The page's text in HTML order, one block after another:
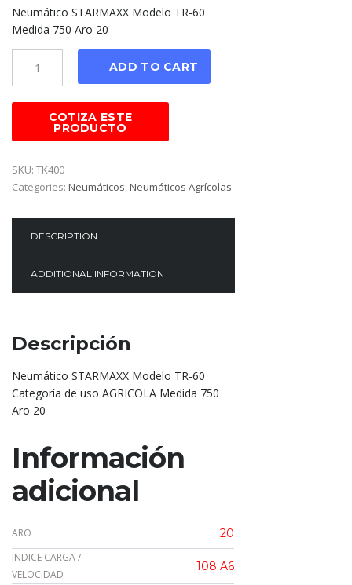
Neumático STARMAXX Modelo TR-60
Medida 750 Aro 20
ADD TO CART
SKU: TK400
Categories: Neumáticos,Neumáticos Agrícolas
DESCRIPTION
ADDITIONAL INFORMATION
Descripción
Neumático STARMAXX Modelo TR-60
Categoría de uso AGRICOLA Medida 750
Aro 20
Información
adicional
ARO 20
INDICE CARGA /
VELOCIDAD
108 A6